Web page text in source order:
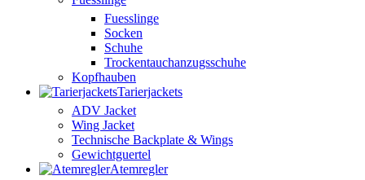
Fuesslinge
Socken
Schuhe
Trockentauchanzugsschuhe
Kopfhauben
Tarierjackets
ADV Jacket
Wing Jacket
Technische Backplate & Wings
Gewichtguertel
Atemregler